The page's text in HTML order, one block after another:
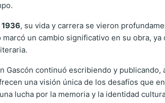
1936, su vida y carrera se vieron
marcó un cambio significativo en su obra,
Gascón continuó escribiendo y
una visión única de los desafíos que
lucha por la memoria y la identidad